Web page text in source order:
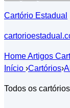
Cartório Estadual
HomeArtigos
Início ›Cartórios›
Todos os